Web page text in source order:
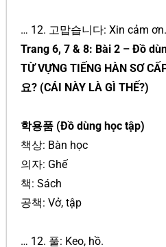
… 12. 고맙습니다: Xin cảm ơn.
Trang 6, 7 & 8: Bài 2 – Đồ
TỪ VỰNG TIẾNG HÀN SƠ
요? (CÁI NÀY LÀ GÌ THẾ?)
학용품 (Đồ dùng học tập)
책상: Bàn học
의자: Ghế
책: Sách
공책: Vở, tập
… 12. 풀: Keo, hồ.